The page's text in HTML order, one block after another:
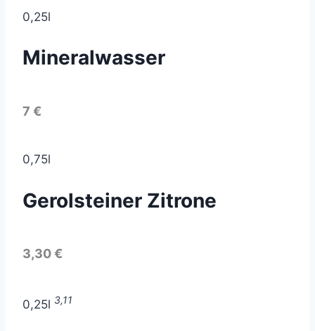
0,25l
Mineralwasser
7 €
0,75l
Gerolsteiner Zitrone
3,30 €
0,25l 3,11